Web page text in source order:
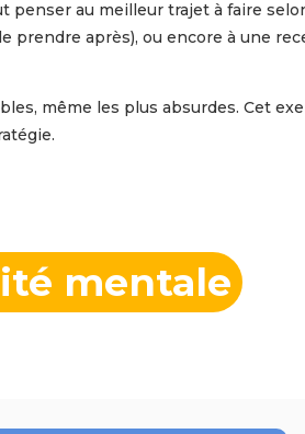
penser au meilleur trajet à faire
prendre après), ou encore à une
même les plus absurdes. Cet
mentale